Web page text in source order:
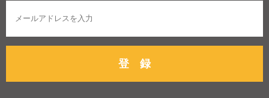
登 録